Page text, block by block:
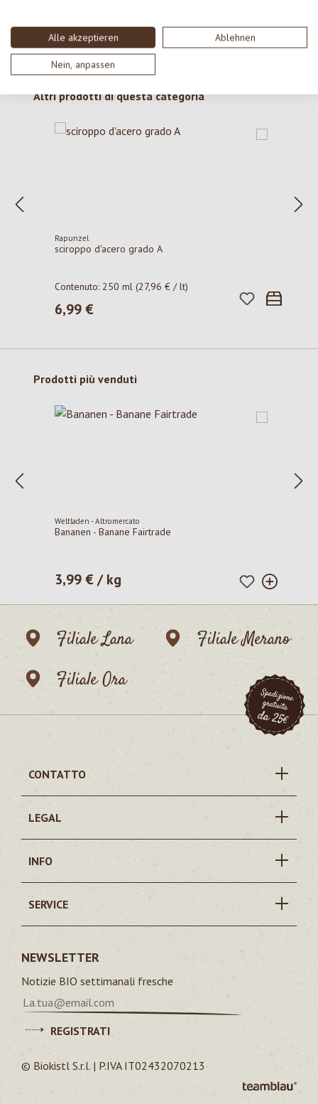
Alle akzeptieren Ablehnen
Nein, anpassen
Salta la galleria dei prodotti
Altri prodotti di questa categoria
Rapunzel
sciroppo d'acero grado A
Contenuto:250 ml(27,96 € / lt)
Prezzo normale:
6,99 €
Salta la galleria dei prodotti
Prodotti più venduti
Weltladen - Altromercato
Bananen - Banane Fairtrade
Prezzo normale:
3,99 € / kg
Filiale Lana
Filiale Merano
Filiale Ora
CONTATTO
LEGAL
INFO
SERVICE
NEWSLETTER
Notizie BIO settimanali fresche
REGISTRATI
© Biokistl S.r.l. | P.IVA IT02432070213